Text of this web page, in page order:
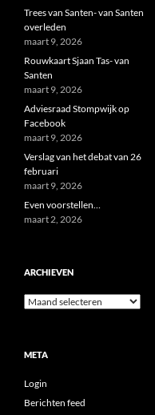
Trees van Santen- van Santen
overleden
maart 9, 2026
Rouwkaart Sjaan Tas- van
Santen
maart 9, 2026
Adviesraad Stompwijk op
Facebook
maart 9, 2026
Verslag van het debat van 26
februari
maart 9, 2026
Even voorstellen…
maart 2, 2026
ARCHIEVEN
Archieven
META
Login
Berichten feed